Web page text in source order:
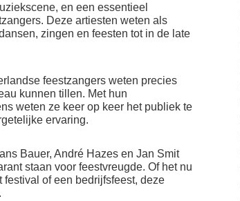
en een essentieel
Deze artiesten weten als
zingen en feesten tot in de late
feestzangers weten precies
kunnen tillen. Met hun
weten ze keer op keer het publiek te
ervaring.
Bauer, André Hazes en Jan Smit
staan voor feestvreugde. Of het nu
of een bedrijfsfeest, deze